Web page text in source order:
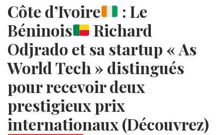
Côte d’Ivoire
: Le
Béninois
Richard
Odjrado et sa startup « As
World Tech » distingués
pour recevoir deux
prestigieux prix
internationaux (Découvrez)